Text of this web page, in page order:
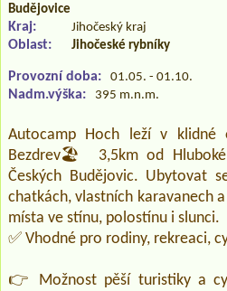
Budějovice
Kraj: Jihočeský kraj
Oblast: Jihočeské rybníky
Provozní doba: 01.05. - 01.10.
Nadm.výška: 395 m.n.m.
Autocamp Hoch leží v
Bezdrev🏖️ 3,5km od
Českých Budějovic. Ubytovat
chatkách, vlastních karavanech
místa ve stínu, polostínu i slunci.
✅ Vhodné pro rodiny, rekreaci,
👉 Možnost pěší turistiky a